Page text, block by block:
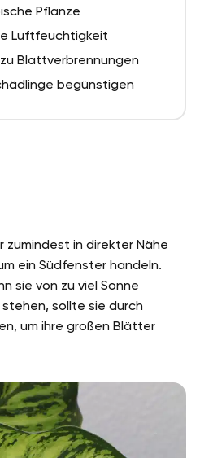
Pflanze
Luftfeuchtigkeit
Blattverbrennungen
begünstigen
zumindest in direkter Nähe
ein Südfenster handeln.
sie von zu viel Sonne
sollte sie durch
um ihre großen Blätter